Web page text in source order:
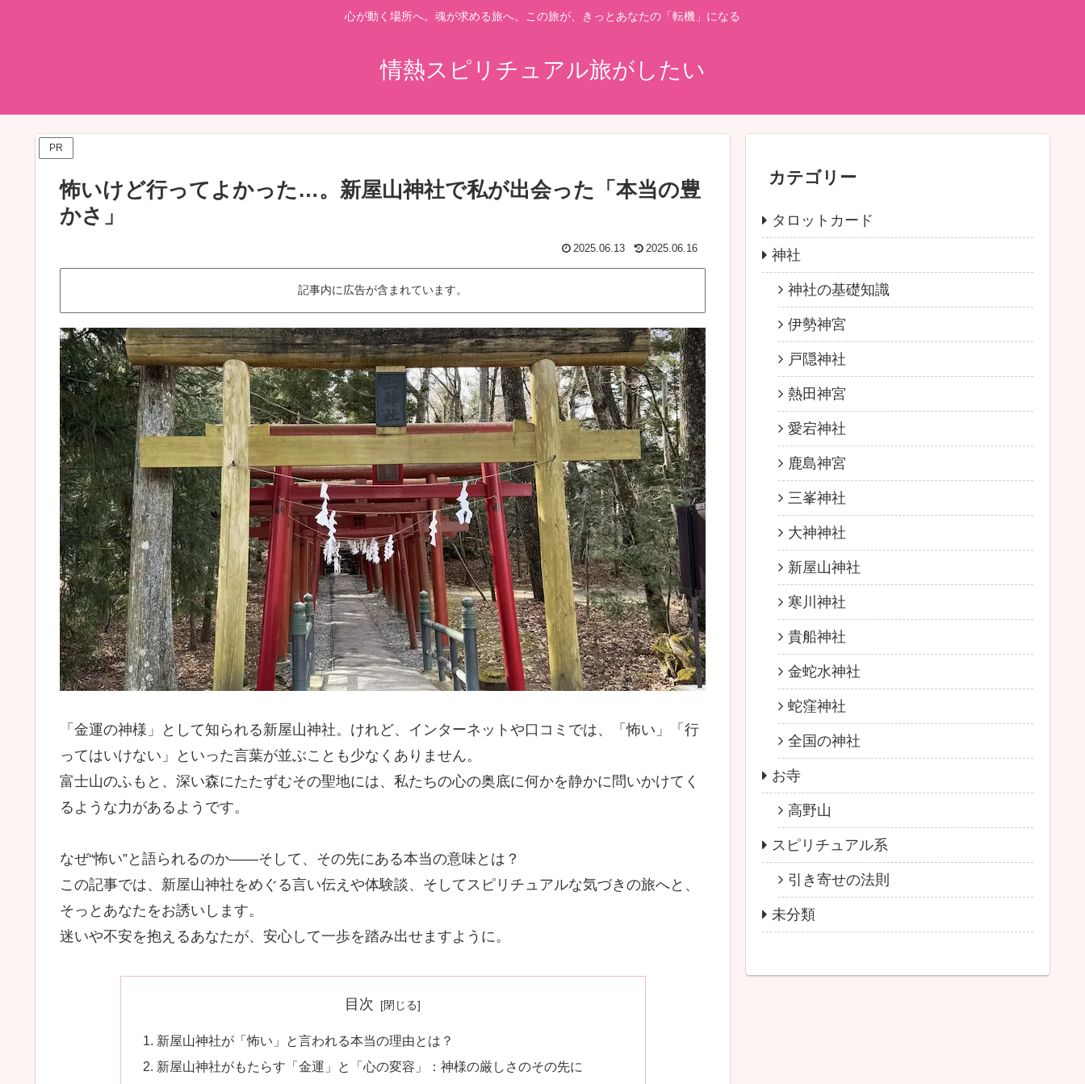
心が動く場所へ。魂が求める旅へ。この旅が、きっとあなたの「転機」になる
情熱スピリチュアル旅がしたい
PR
怖いけど行ってよかった…。新屋山神社で私が出会った「本当の豊
かさ」
2025.06.13 2025.06.16
記事内に広告が含まれています。
「金運の神様」として知られる新屋山神社。けれど、インターネットや口コミでは、「怖い」「行
ってはいけない」といった言葉が並ぶことも少なくありません。
富士山のふもと、深い森にたたずむその聖地には、私たちの心の奥底に何かを静かに問いかけてく
るような力があるようです。
なぜ“怖い”と語られるのか――そして、その先にある本当の意味とは？
この記事では、新屋山神社をめぐる言い伝えや体験談、そしてスピリチュアルな気づきの旅へと、
そっとあなたをお誘いします。
迷いや不安を抱えるあなたが、安心して一歩を踏み出せますように。
目次
新屋山神社が「怖い」と言われる本当の理由とは？
新屋山神社がもたらす「金運」と「心の変容」：神様の厳しさのその先に
カテゴリー
タロットカード
神社
神社の基礎知識
伊勢神宮
戸隠神社
熱田神宮
愛宕神社
鹿島神宮
三峯神社
大神神社
新屋山神社
寒川神社
貴船神社
金蛇水神社
蛇窪神社
全国の神社
お寺
高野山
スピリチュアル系
引き寄せの法則
未分類